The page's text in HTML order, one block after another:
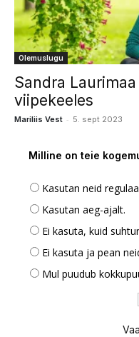
Olemuslugu
Sandra
viipekeeles
Mariliis Vest - 5. sept 2023
Milline on teie
Kasutan neid
Kasutan aeg-ajalt.
Ei kasuta, kuid
Ei kasuta ja pean
Mul puudub